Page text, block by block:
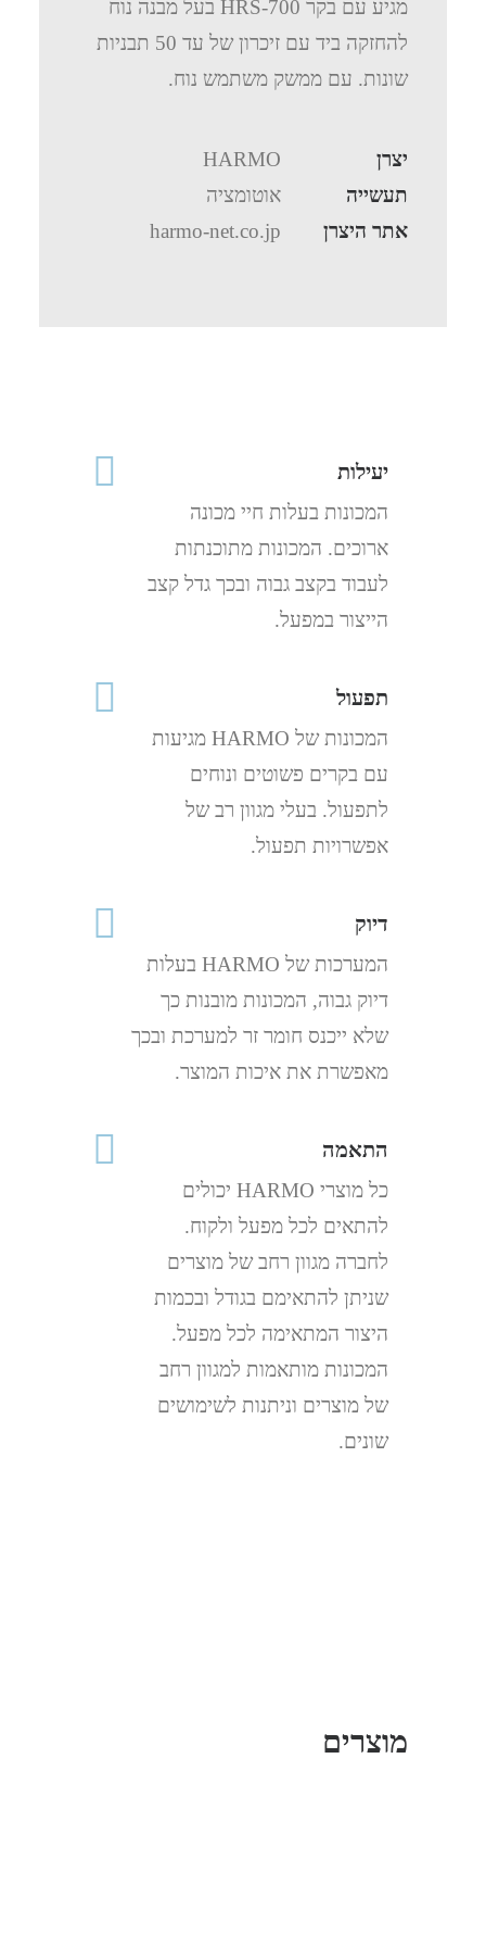
מגיע עם בקר HRS-700 בעל מבנה נוח
להחזקה ביד עם זיכרון של עד 50 תבניות
שונות. עם ממשק משתמש נוח.
יצרן
HARMO
תעשייה
אוטומציה
אתר היצרן
harmo-net.co.jp
יעילות
המכונות בעלות חיי מכונה
ארוכים. המכונות מתוכנתות
לעבוד בקצב גבוה ובכך גדל קצב
הייצור במפעל.
תפעול
המכונות של HARMO מגיעות
עם בקרים פשוטים ונוחים
לתפעול. בעלי מגוון רב של
אפשרויות תפעול.
דיוק
המערכות של HARMO בעלות
דיוק גבוה, המכונות מובנות כך
שלא ייכנס חומר זר למערכת ובכך
מאפשרת את איכות המוצר.
התאמה
כל מוצרי HARMO יכולים
להתאים לכל מפעל ולקוח.
לחברה מגוון רחב של מוצרים
שניתן להתאימם בגודל ובכמות
היצור המתאימה לכל מפעל.
המכונות מותאמות למגוון רחב
של מוצרים וניתנות לשימושים
שונים.
מוצרים